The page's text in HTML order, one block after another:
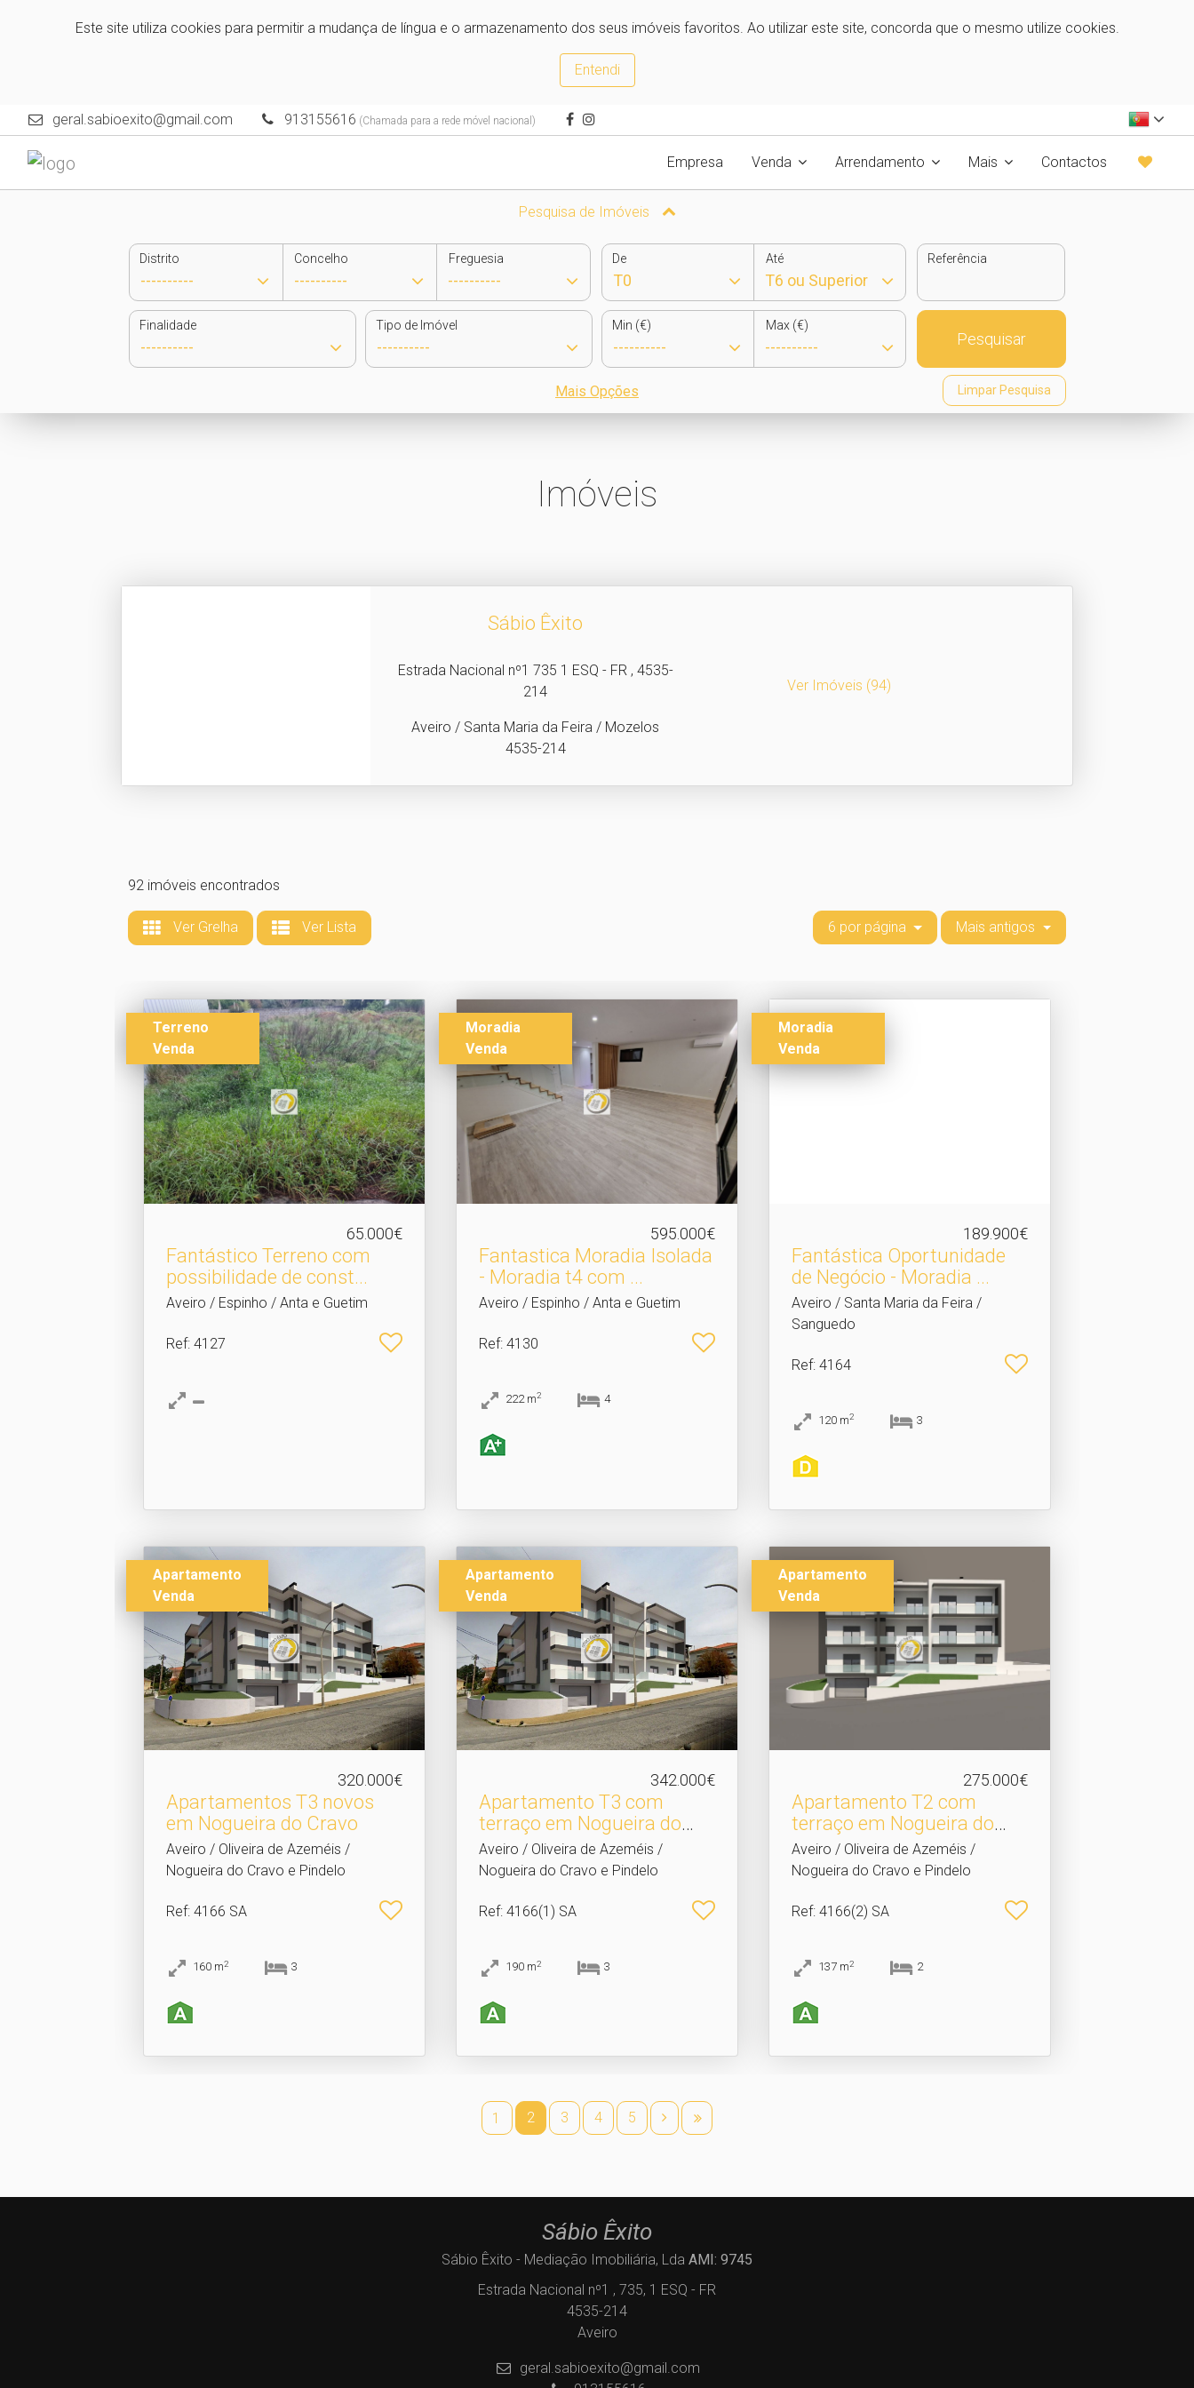
Este site utiliza cookies para permitir a mudança de língua e o armazenamento dos seus imóveis favoritos. Ao utilizar este site, concorda que o mesmo utilize cookies.
Entendi
geral.sabioexito@gmail.com 913155616 (Chamada para a rede móvel nacional)
Empresa Venda Arrendamento Mais Contactos
Pesquisa de Imóveis
Distrito Concelho Freguesia De Até Referência
Finalidade Tipo de Imóvel Min (€) Max (€)
Pesquisar
Mais Opções Limpar Pesquisa
Imóveis
Sábio Êxito
Estrada Nacional nº1 735 1 ESQ - FR , 4535-
214
Aveiro / Santa Maria da Feira / Mozelos
4535-214
Ver Imóveis (94)
92 imóveis encontrados
Ver Grelha Ver Lista 6 por página Mais antigos
Terreno
Venda
65.000€
Fantástico Terreno com
possibilidade de const.​..
Aveiro / Espinho / Anta e Guetim
Ref: 4127
Moradia
Venda
595.000€
Fantastica Moradia Isolada
- Moradia t4 com .​..
Aveiro / Espinho / Anta e Guetim
Ref: 4130
222 m2 4
Moradia
Venda
189.900€
Fantástica Oportunidade
de Negócio - Moradia .​..
Aveiro / Santa Maria da Feira /
Sanguedo
Ref: 4164
120 m2 3
Apartamento
Venda
320.000€
Apartamentos T3 novos
em Nogueira do Cravo
Aveiro / Oliveira de Azeméis /
Nogueira do Cravo e Pindelo
Ref: 4166 SA
160 m2 3
Apartamento
Venda
342.000€
Apartamento T3 com
terraço em Nogueira do
Cra.​..
Aveiro / Oliveira de Azeméis /
Nogueira do Cravo e Pindelo
Ref: 4166(1) SA
190 m2 3
Apartamento
Venda
275.000€
Apartamento T2 com
terraço em Nogueira do
Cra.​..
Aveiro / Oliveira de Azeméis /
Nogueira do Cravo e Pindelo
Ref: 4166(2) SA
137 m2 2
1 2 3 4 5
Sábio Êxito
Sábio Êxito - Mediação Imobiliária, Lda AMI: 9745
Estrada Nacional nº1 , 735, 1 ESQ - FR
4535-214
Aveiro
geral.sabioexito@gmail.com